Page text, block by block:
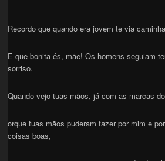
Recordo que quando era jovem te via
E que bonita és, mãe! Os homens seguiam
sorriso.
Quando vejo tuas mãos, já com as marcas
orque tuas mãos puderam fazer por mim e
coisas boas,